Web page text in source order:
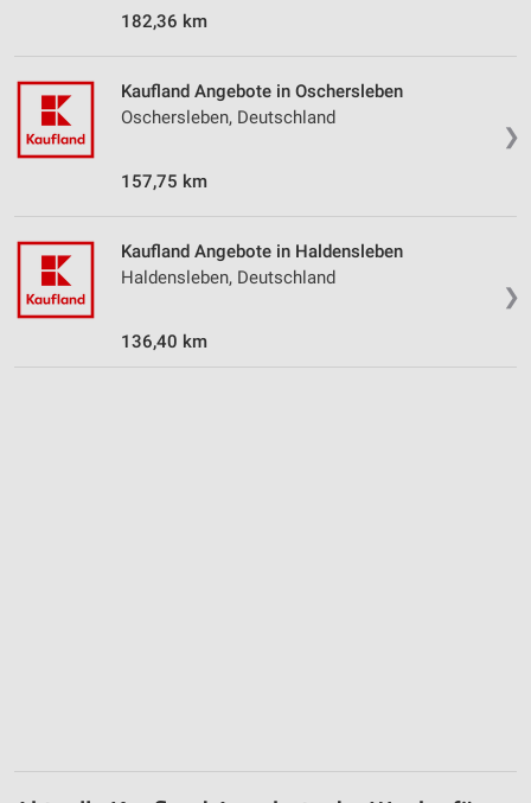
182,36 km
❯
Kaufland Angebote in Oschersleben
Oschersleben, Deutschland
157,75 km
❯
Kaufland Angebote in Haldensleben
Haldensleben, Deutschland
136,40 km